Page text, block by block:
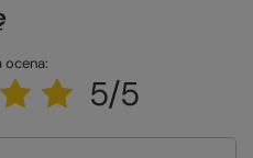
ocena:
5/5